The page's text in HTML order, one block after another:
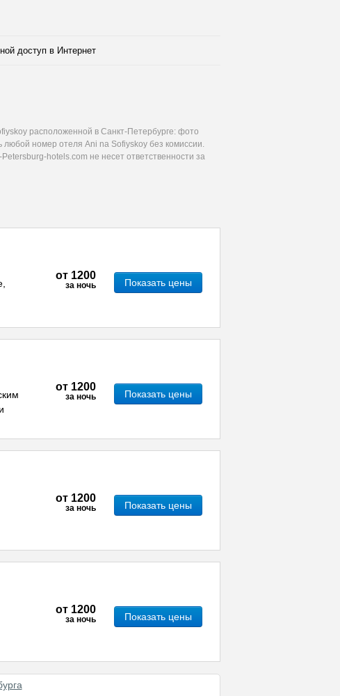
доступ в Интернет
расположенной в Санкт-Петербурге: фото
номер отеля Ani na Sofiyskoy без комиссии.
hotels.com не несет ответственности за
от 1200
за ночь Показать цены
от 1200
за ночь Показать цены
от 1200
за ночь Показать цены
от 1200
за ночь Показать цены